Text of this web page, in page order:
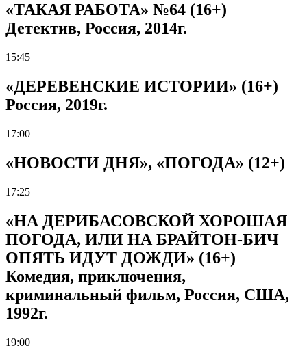
«ТАКАЯ РАБОТА» №64 (16+)
Детектив, Россия, 2014г.
15:45
«ДЕРЕВЕНСКИЕ ИСТОРИИ» (16+)
Россия, 2019г.
17:00
«НОВОСТИ ДНЯ», «ПОГОДА» (12+)
17:25
«НА ДЕРИБАСОВСКОЙ ХОРОШАЯ
ПОГОДА, ИЛИ НА БРАЙТОН-БИЧ
ОПЯТЬ ИДУТ ДОЖДИ» (16+)
Комедия, приключения,
криминальный фильм, Россия, США,
1992г.
19:00